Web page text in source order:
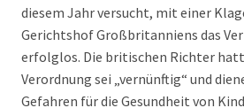
diesem Jahr versucht, mit einer
Gerichtshof Großbritanniens das
erfolglos. Die britischen Richter
Verordnung sei „vernünftig“ und
Gefahren für die Gesundheit von